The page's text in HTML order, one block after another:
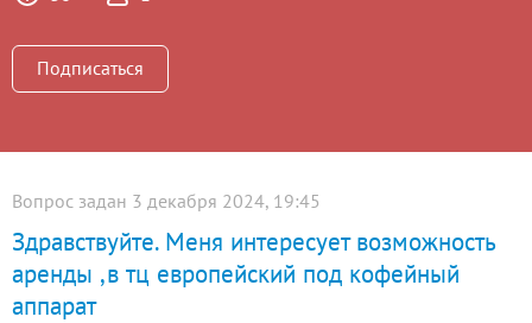
Подписаться
Вопрос задан 3 декабря 2024, 19:45
Здравствуйте. Меня интересует возможность
аренды ,в тц европейский под кофейный
аппарат